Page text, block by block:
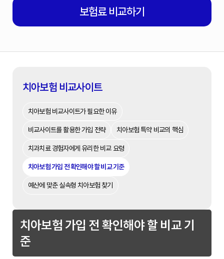
보험료비교하기
치아보험 비교사이트
치아보험 비교사이트가 필요한 이유
비교사이트를 활용한 가입 전략 치아보험 특약 비교의 핵심
치과치료 경험자에게 유리한 비교 요령
치아보험 가입 전 확인해야 할 비교 기준
예산에 맞춘 실속형 치아보험 찾기
치아보험 가입 전 확인해야 할 비교 기
준